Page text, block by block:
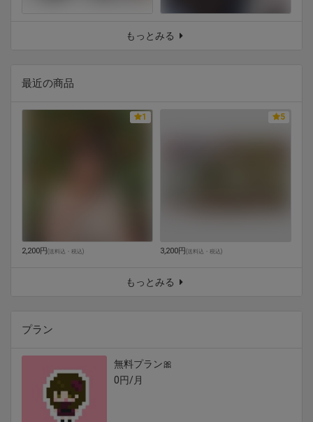
もっとみる
最近の商品
1
2,200円(送料込・税込)
5
3,200円(送料込・税込)
もっとみる
プラン
無料プラン🎀
0円/月